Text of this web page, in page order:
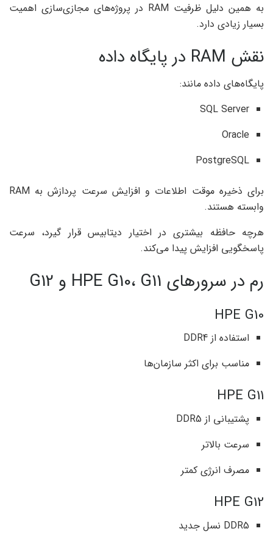
به همین دلیل ظرفیت RAM در پروژه‌های مجازی‌سازی اهمیت
بسیار زیادی دارد.
نقش RAM در پایگاه داده
پایگاه‌های داده مانند:
SQL Server
Oracle
PostgreSQL
برای ذخیره موقت اطلاعات و افزایش سرعت پردازش به RAM
وابسته هستند.
هرچه حافظه بیشتری در اختیار دیتابیس قرار گیرد، سرعت
پاسخگویی افزایش پیدا می‌کند.
رم در سرورهای HPE G10، G11 و G12
HPE G10
استفاده از DDR4
مناسب برای اکثر سازمان‌ها
HPE G11
پشتیبانی از DDR5
سرعت بالاتر
مصرف انرژی کمتر
HPE G12
DDR5 نسل جدید